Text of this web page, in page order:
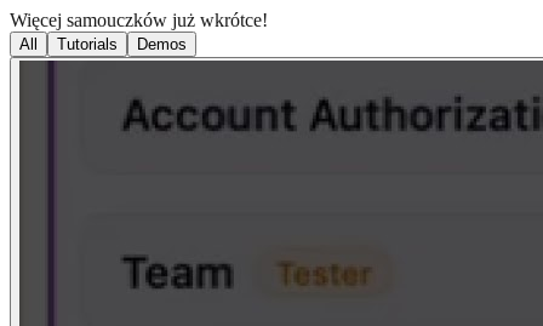
Więcej samouczków już wkrótce!
All Tutorials Demos